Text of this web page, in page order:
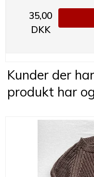
35,00
DKK
Kunder der
produkt har